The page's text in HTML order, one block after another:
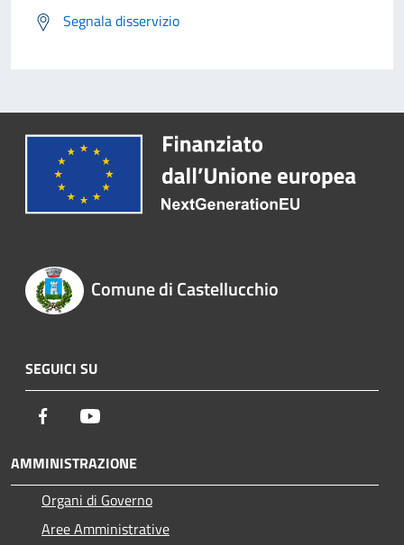
Segnala disservizio
Comune di Castellucchio
SEGUICI SU
Facebook
AMMINISTRAZIONE
Organi di Governo
Aree Amministrative